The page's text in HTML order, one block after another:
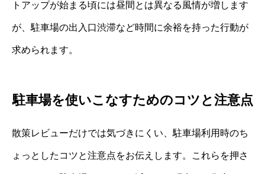
トアップが始まる頃には昼間とは異なる風情が増します
が、駐車場の出入口渋滞など時間に余裕を持った行動が
求められます。
駐車場を使いこなすためのコツと注意点
散策レビューだけでは気づきにくい、駐車場利用時のち
ょっとしたコツと注意点をお伝えします。これらを押さ